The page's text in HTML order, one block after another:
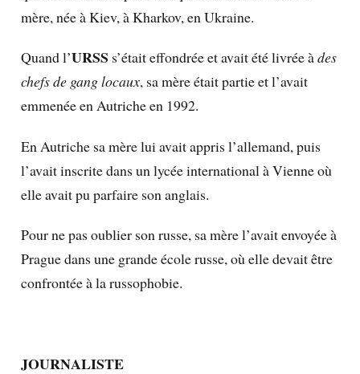
mère, née à Kiev, à Kharkov, en Ukraine.
Quand l’URSS s’était effondrée et avait été livrée àdes
chefs de gang locaux, sa mère était partie et l’avait
emmenée en Autriche en 1992.
En Autriche sa mère lui avait appris l’allemand, puis
l’avait inscrite dans un lycée international à Vienne où
elle avait pu parfaire son anglais.
Pour ne pas oublier son russe, sa mère l’avait envoyée à
Prague dans une grande école russe, où elle devait être
confrontée à la russophobie.
JOURNALISTE